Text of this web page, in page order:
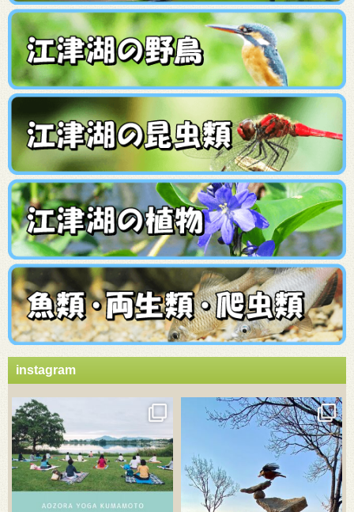
instagram
3月 18